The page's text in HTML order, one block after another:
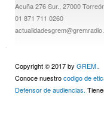
Acuña 276 Sur., 27000
01 871 711 0260
Copyright © 2017 by GREM..
Conoce nuestrocodigo de
Defensor de audiencias.